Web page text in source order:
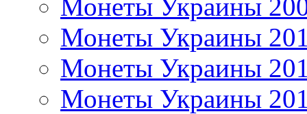
Монеты Украины
Монеты Украины
Монеты Украины
Монеты Украины